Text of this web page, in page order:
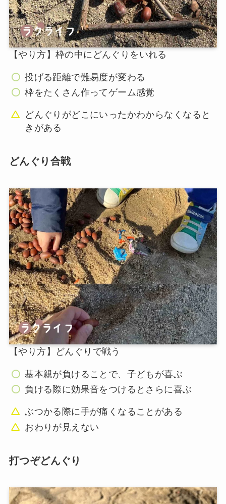
【やり方】枠の中にどんぐりをいれる
投げる距離で難易度が変わる
枠をたくさん作ってゲーム感覚
どんぐりがどこにいったかわからなくなると
きがある
どんぐり合戦
【やり方】どんぐりで戦う
基本親が負けることで、子どもが喜ぶ
負ける際に効果音をつけるとさらに喜ぶ
ぶつかる際に手が痛くなることがある
おわりが見えない
打つぞどんぐり